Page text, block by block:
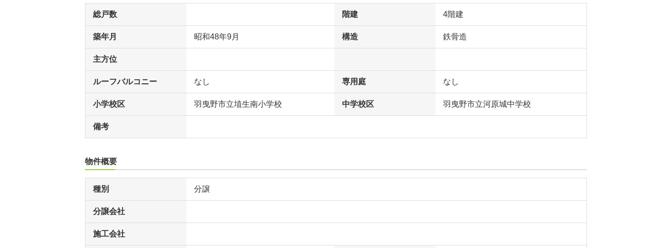
総戸数 階建 4階建
築年月 昭和48年9月 構造 鉄骨造
主方位
ルーフバルコニー なし 専用庭 なし
小学校区 羽曳野市立埴生南小学校 中学校区 羽曳野市立河原城中学校
備考
物件概要
種別 分譲
分譲会社
施工会社